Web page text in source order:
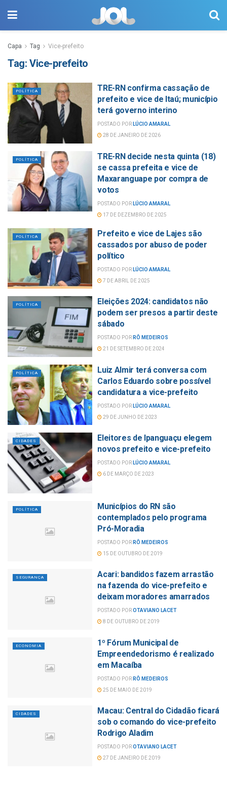
Capa Tag Vice-prefeito
Tag: Vice-prefeito
POLÍTICA
TRE-RN confirma cassação de
prefeito e vice de Itaú; município
terá governo interino
POSTADO POR LÚCIO AMARAL
28 DE JANEIRO DE 2026
POLÍTICA
TRE-RN decide nesta quinta (18)
se cassa prefeita e vice de
Maxaranguape por compra de
votos
POSTADO POR LÚCIO AMARAL
17 DE DEZEMBRO DE 2025
POLÍTICA
Prefeito e vice de Lajes são
cassados por abuso de poder
político
POSTADO POR LÚCIO AMARAL
7 DE ABRIL DE 2025
POLÍTICA
Eleições 2024: candidatos não
podem ser presos a partir deste
sábado
POSTADO POR RÔ MEDEIROS
21 DE SETEMBRO DE 2024
POLÍTICA
Luiz Almir terá conversa com
Carlos Eduardo sobre possível
candidatura a vice-prefeito
POSTADO POR LÚCIO AMARAL
29 DE JUNHO DE 2023
CIDADES
Eleitores de Ipanguaçu elegem
novos prefeito e vice-prefeito
POSTADO POR LÚCIO AMARAL
6 DE MARÇO DE 2023
POLÍTICA
Municípios do RN são
contemplados pelo programa
Pró-Moradia
POSTADO POR RÔ MEDEIROS
15 DE OUTUBRO DE 2019
SEGURANÇA
Acari: bandidos fazem arrastão
na fazenda do vice-prefeito e
deixam moradores amarrados
POSTADO POROTAVIANO LACET
8 DE OUTUBRO DE 2019
ECONOMIA
1º Fórum Municipal de
Empreendedorismo é realizado
em Macaíba
POSTADO POR RÔ MEDEIROS
25 DE MAIO DE 2019
CIDADES
Macau: Central do Cidadão ficará
sob o comando do vice-prefeito
Rodrigo Aladim
POSTADO POROTAVIANO LACET
27 DE JANEIRO DE 2019